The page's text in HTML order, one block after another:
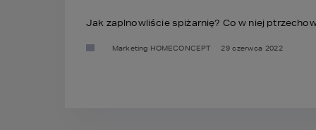
Jak zaplnowliście spiżarnię? Co w niej
Marketing HOMECONCEPT 29 czerwca 2022